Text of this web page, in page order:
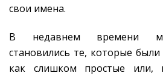
свои имена.
В недавнем времени
становились те, которые
как слишком простые или,